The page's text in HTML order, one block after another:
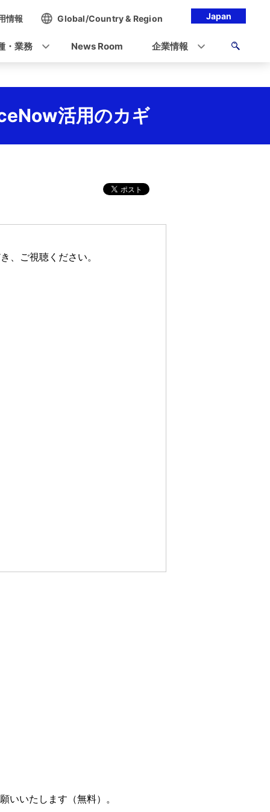
Japan
情報 Global/Country & Region
・業務 News Room 企業情報
活用のカギ
、ご視聴ください。
いたします（無料）。